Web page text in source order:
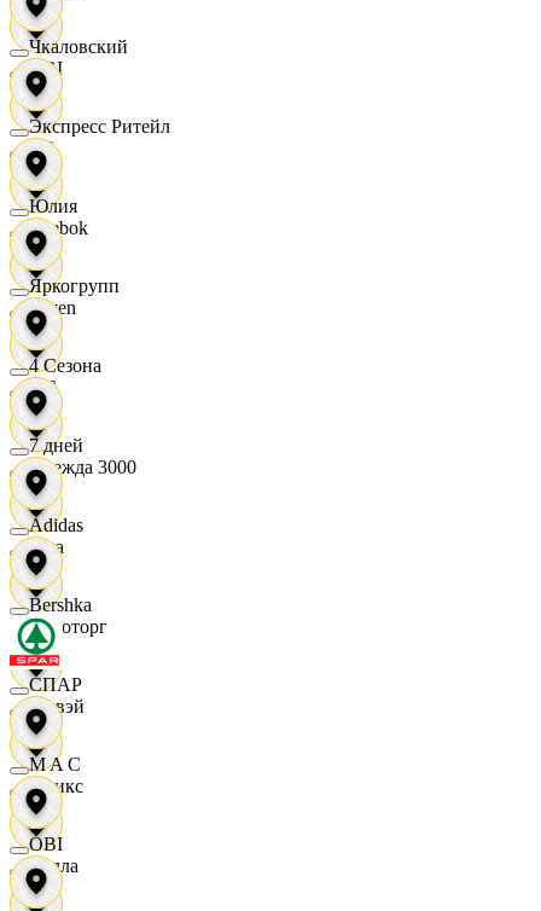
OBI
RE
Reebok
Seven
XC
Одежда 3000
Zara
Агроторг
Амвэй
Аникс
Билла
Чкаловский
Экспресс Ритейл
Юлия
Яркогрупп
4 Сезона
7 дней
Adidas
Bershka
СПАР
M A C
OBI